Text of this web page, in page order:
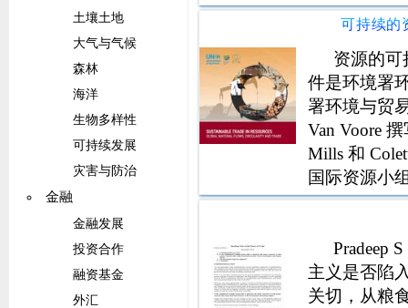
土壤土地
大气与气候
森林
海洋
生物多样性
可持续发展
灾害与防治
金融
金融发展
投资合作
融资基金
外汇
（与进出口
理）中的贸
资源的可
件是环境署
署环境与贸
Van Voore
Mills 和
国际资源小
和第 2 节 我
Pradeep
主义是否陷
关切，从粮